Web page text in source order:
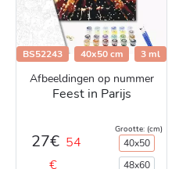
BS52243 40x50 cm 3 ml
Afbeeldingen op nummer
Feest in Parijs
27€ 54
€
Grootte: (cm)
40x50
48x60